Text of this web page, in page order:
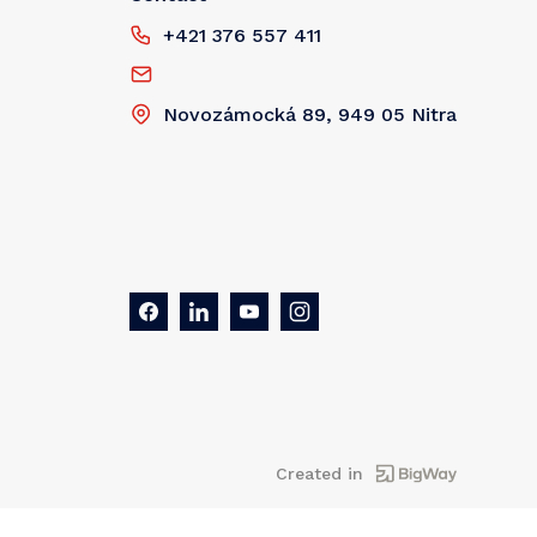
+421 376 557 411
Novozámocká 89, 949 05 Nitra
Created in